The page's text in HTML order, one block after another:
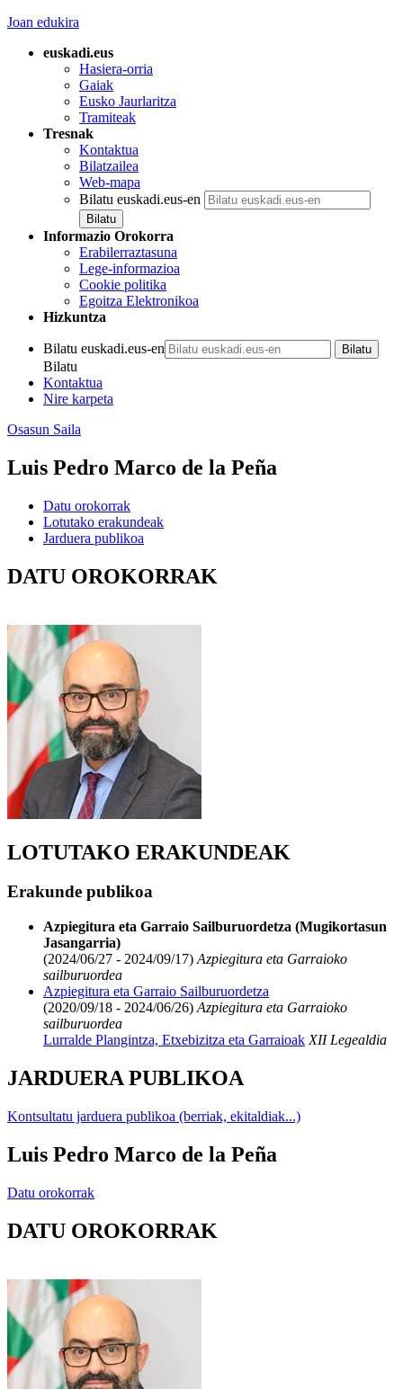
Joan edukira
euskadi.eus
Hasiera-orria
Gaiak
Eusko Jaurlaritza
Tramiteak
Tresnak
Kontaktua
Bilatzailea
Web-mapa
Bilatu euskadi.eus-en
Informazio Orokorra
Erabilerraztasuna
Lege-informazioa
Cookie politika
Egoitza Elektronikoa
Hizkuntza
Bilatu euskadi.eus-en
Bilatu
Kontaktua
Nire karpeta
Osasun Saila
Luis Pedro Marco de la Peña
Datu orokorrak
Lotutako erakundeak
Jarduera publikoa
DATU OROKORRAK
LOTUTAKO ERAKUNDEAK
Erakunde publikoa
Azpiegitura eta Garraio Sailburuordetza (Mugikortasun
Jasangarria)
(2024/06/27 - 2024/09/17) Azpiegitura eta Garraioko
sailburuordea
Azpiegitura eta Garraio Sailburuordetza
(2020/09/18 - 2024/06/26) Azpiegitura eta Garraioko
sailburuordea
Lurralde Plangintza, Etxebizitza eta Garraioak XII Legealdia
JARDUERA PUBLIKOA
Kontsultatu jarduera publikoa (berriak, ekitaldiak...)
Luis Pedro Marco de la Peña
Datu orokorrak
DATU OROKORRAK